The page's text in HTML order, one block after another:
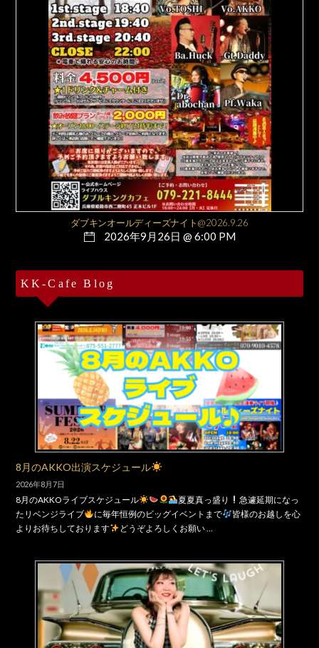
ダブキンオールディーズナイト@2026.9.26
2026年9月26日 @ 6:00 PM
KK-Cafe Blog
8月のAKKO出演スケジュール
2026年8月7日
8月のAKKOライブスケジュール 夏夏真っ盛り
急遽延期になっ
たリベンジライブ
に毎年恒例のビッグイベントまで
皆様のお越しを心
よりお待ちしております
どうぞよろしくお願い …